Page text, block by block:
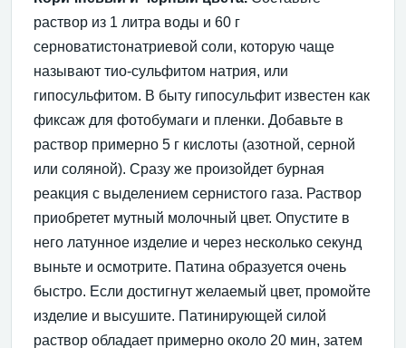
раствор из 1 литра воды и 60 г
серноватистонатриевой соли, которую чаще
называют тио-сульфитом натрия, или
гипосульфитом. В быту гипосульфит известен как
фиксаж для фотобумаги и пленки. Добавьте в
раствор примерно 5 г кислоты (азотной, серной
или соляной). Сразу же произойдет бурная
реакция с выделением сернистого газа. Раствор
приобретет мутный молочный цвет. Опустите в
него латунное изделие и через несколько секунд
выньте и осмотрите. Патина образуется очень
быстро. Если достигнут желаемый цвет, промойте
изделие и высушите. Патинирующей силой
раствор обладает примерно около 20 мин, затем